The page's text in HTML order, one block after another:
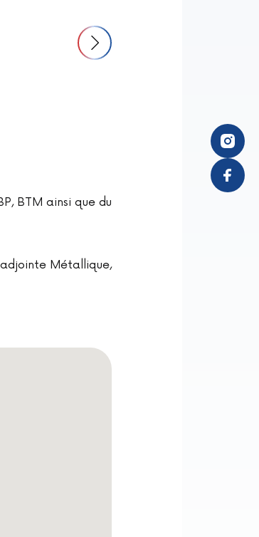
BTM ainsi que du
Métallique,